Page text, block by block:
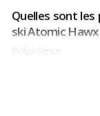
Quelles sont les
ski Atomic
Polyvalence